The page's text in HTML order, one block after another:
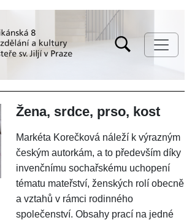
Žena, srdce, prso, kost
Markéta Korečková náleží k výrazným
českým autorkám, a to především díky
invenčnímu sochařskému uchopení
tématu mateřství, ženských rolí obecně
a vztahů v rámci rodinného
společenství. Obsahy prací na jedné